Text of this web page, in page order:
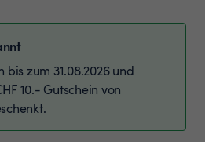
bis zum 31.08.2026 und
10.- Gutschein von